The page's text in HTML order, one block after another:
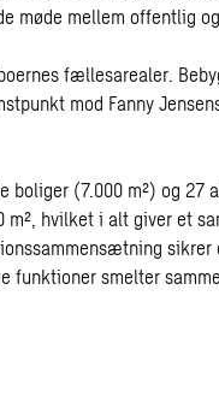
møde mellem offentlig
fællesarealer.
mod Fanny
(7.000 m²) og 27
m², hvilket i alt giver et
sikrer
funktioner smelter